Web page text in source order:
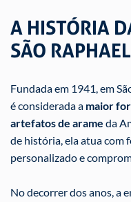
A HISTÓRIA
SÃO RAPHAEL
Fundada em 1941, em
é considerada a maior
artefatos de arame da
de história, ela atua com
personalizado e
No decorrer dos anos, a